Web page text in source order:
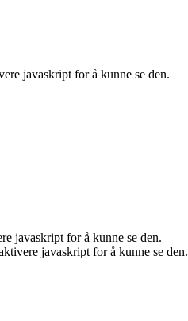
javaskript for å kunne se den.
javaskript for å kunne se den.
javaskript for å kunne se den.